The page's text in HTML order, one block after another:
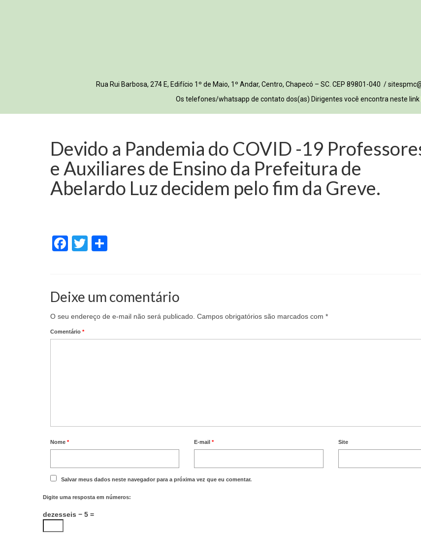
Rua Rui Barbosa, 274 E, Edifício 1º de Maio, 1º Andar, Centro, Chapecó – SC. CEP 89801-040 /
Os telefones/whatsapp de contato dos(as) Dirigentes você encontra neste link
Devido a Pandemia do COVID -19
e Auxiliares de Ensino da Prefeitura de
Abelardo Luz decidem pelo fim da Greve.
Facebook
Twitter
Deixe um comentário
O seu endereço de e-mail não será publicado. Campos obrigatórios são marcados com *
Comentário *
Nome * E-mail* Site
Salvar meus dados neste navegador para a próxima vez que eu comentar.
Digite uma resposta em números:
dezesseis − 5 =